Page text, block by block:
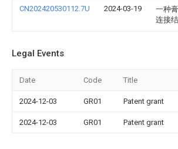
CN202420530112.7U 2024-03-19
一种
连接
Legal Events
Date Code Title
2024-12-03 GR01 Patent grant
2024-12-03 GR01 Patent grant